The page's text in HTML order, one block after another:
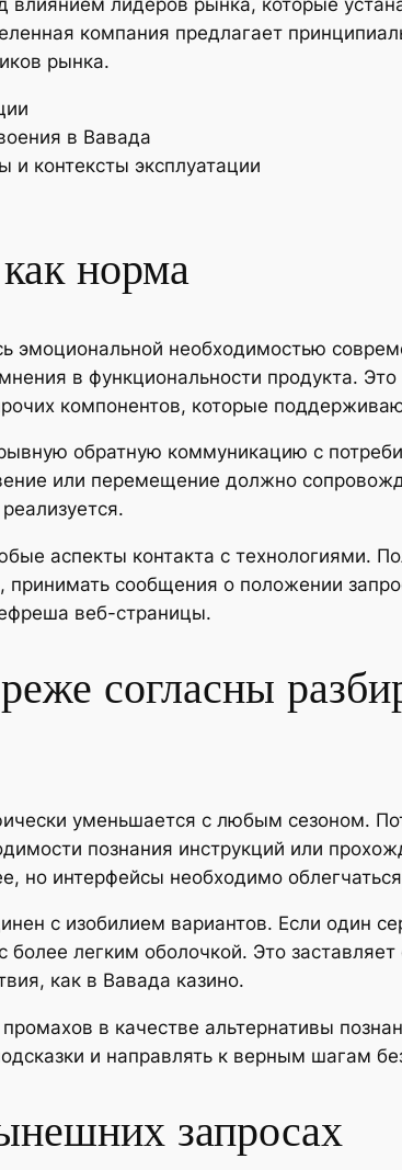
влиянием лидеров рынка, которые
компания предлагает
рынка.
в Вавада
контексты эксплуатации
норма
эмоциональной необходимостью
в функциональности продукта.
компонентов, которые
обратную коммуникацию с
или перемещение должно
аспекты контакта с технологиями.
принимать сообщения о положении
веб-страницы.
согласны
уменьшается с любым сезоном.
познания инструкций или
но интерфейсы необходимо
с изобилием вариантов. Если один
более легким оболочкой. Это
как в Вавада казино.
в качестве альтернативы
и направлять к верным шагам
запросах